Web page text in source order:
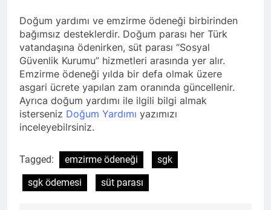
Doğum yardımı ve emzirme ödeneği birbirinden
bağımsız desteklerdir. Doğum parası her Türk
vatandaşına ödenirken, süt parası “Sosyal
Güvenlik Kurumu” hizmetleri arasında yer alır.
Emzirme ödeneği yılda bir defa olmak üzere
asgari ücrete yapılan zam oranında güncellenir.
Ayrıca doğum yardımı ile ilgili bilgi almak
isterseniz Doğum Yardımı yazımızı
inceleyebilrsiniz.
Tagged: emzirme ödeneği
sgk
sgk ödemesi
süt parası